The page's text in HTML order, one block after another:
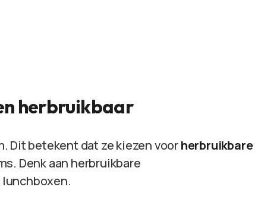
herbruikbaar
Dit betekent dat ze kiezen voorherbruikbare
Denk aan herbruikbare